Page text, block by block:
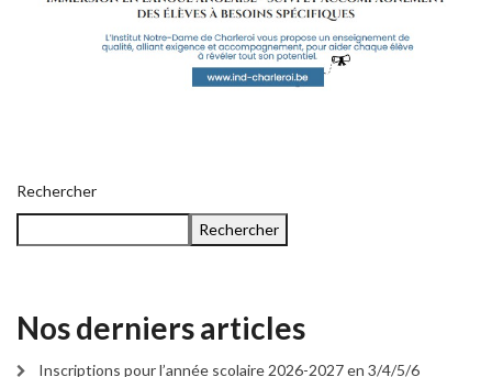
Rechercher
Rechercher
Nos derniers articles
Inscriptions pour l’année scolaire 2026-2027 en 3/4/5/6